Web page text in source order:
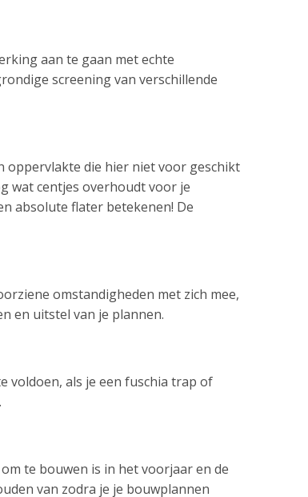
aan te gaan met echte
screening van verschillende
oppervlakte die hier niet voor geschikt
wat centjes overhoudt voor je
absolute flater betekenen! De
omstandigheden met zich mee,
en uitstel van je plannen.
voldoen, als je een fuschia trap of
te bouwen is in het voorjaar en de
van zodra je je bouwplannen